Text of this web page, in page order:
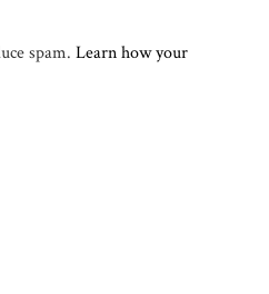
spam.Learn how your